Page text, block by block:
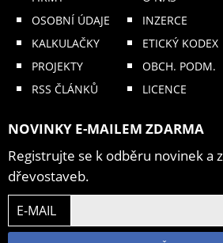
OSOBNÍ ÚDAJE
KALKULAČKY
PROJEKTY
RSS ČLÁNKŮ
INZERCE
ETICKÝ KODEX
OBCH. PODM.
LICENCE
NOVINKY E-MAILEM ZDARMA
Registrujte se k odběru novinek a
dřevostaveb.
E-MAIL